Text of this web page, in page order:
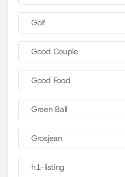
Golf
Good Couple
Good Food
Green Ball
Grosjean
h1-listing